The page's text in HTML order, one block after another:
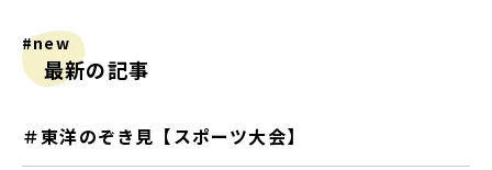
#new
最新の記事
＃東洋のぞき見【スポーツ大会】